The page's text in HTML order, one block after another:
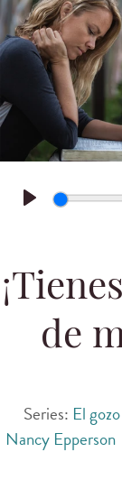
Play
de
Series: El
Nancy Epperson